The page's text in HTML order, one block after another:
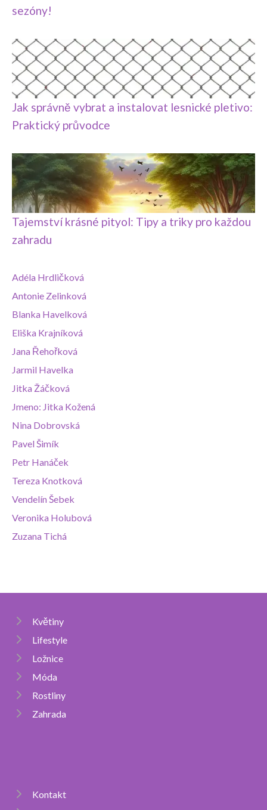
sezóny!
Jak správně vybrat a instalovat lesnické pletivo:
Praktický průvodce
Tajemství krásné pityol: Tipy a triky pro každou
zahradu
Adéla Hrdličková
Antonie Zelinková
Blanka Havelková
Eliška Krajníková
Jana Řehořková
Jarmil Havelka
Jitka Žáčková
Jmeno: Jitka Kožená
Nina Dobrovská
Pavel Šimík
Petr Hanáček
Tereza Knotková
Vendelín Šebek
Veronika Holubová
Zuzana Tichá
Květiny
Lifestyle
Ložnice
Móda
Rostliny
Zahrada
Kontakt